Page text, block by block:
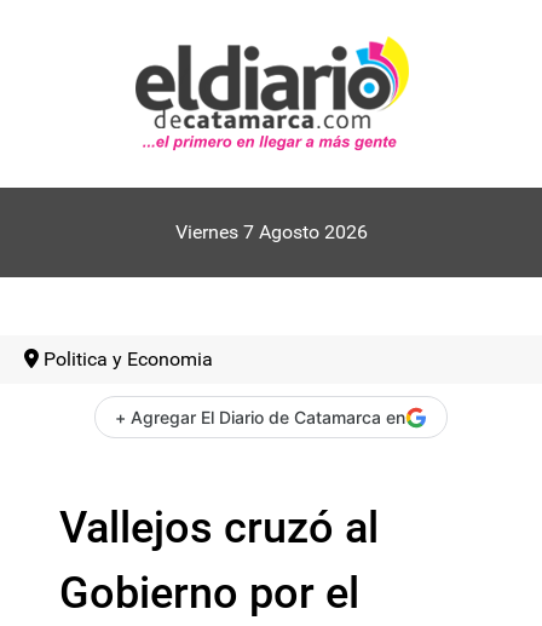
Viernes 7 Agosto 2026
Politica y Economia
+ Agregar El Diario de Catamarca en
Vallejos cruzó al
Gobierno por el